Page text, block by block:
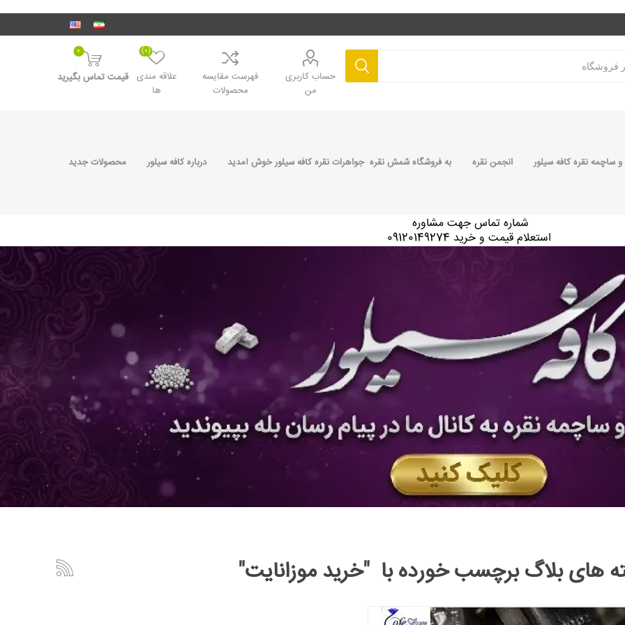
حساب کاربری
من
فهرست مقایسه
محصولات
علاقه مندی
ها
(0)
0
قیمت تماس بگیرید
ساچمه نقره کافه سیلور انجمن نقره به فروشگاه شمش نقره جواهرات نقره کافه سیلور خوش آمدید درباره کافه سیلور محصولات جدید
شماره تماس جهت مشاوره
استعلام قیمت و خرید 09120149274
های بلاگ برچسب خورده با "خرید موزانایت"